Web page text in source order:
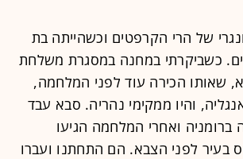
של הרי הקרפטים וכשהייתה בת
כשביקרתי במחנה במסגרת משלחת
שאותו הכירה עוד לפני המלחמה,
והיו ממקימי נהריה. סבא עבד
ואחרי המלחמה הגיעו
בעיר לפני הצבא. הם התחתנו ועברו